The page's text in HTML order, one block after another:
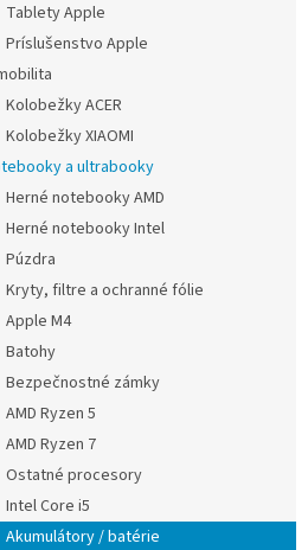
Tablety Apple
Príslušenstvo Apple
Kolobežky ACER
Kolobežky XIAOMI
a ultrabooky
Herné notebooky AMD
Herné notebooky Intel
Púzdra
Kryty, filtre a ochranné fólie
Apple M4
Batohy
Bezpečnostné zámky
AMD Ryzen 5
AMD Ryzen 7
Ostatné procesory
Intel Core i5
Akumulátory / batérie